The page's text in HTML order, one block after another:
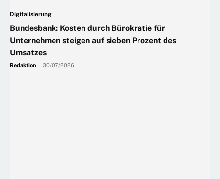
Digitalisierung
Bundesbank: Kosten durch Bürokratie für
Unternehmen steigen auf sieben Prozent des
Umsatzes
Redaktion 30/07/2026